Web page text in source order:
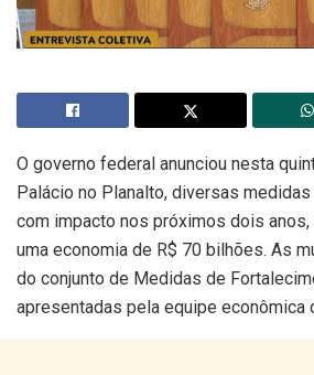
O governo federal anunciou nesta
Palácio no Planalto, diversas
com impacto nos próximos dois
uma economia de R$ 70 bilhões. As
do conjunto de Medidas de
apresentadas pela equipe econômica